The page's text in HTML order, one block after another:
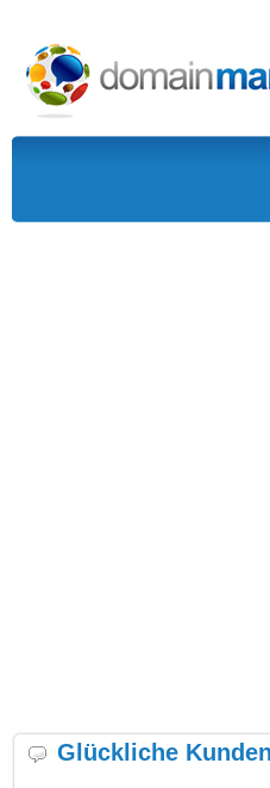
Glückliche Kunden